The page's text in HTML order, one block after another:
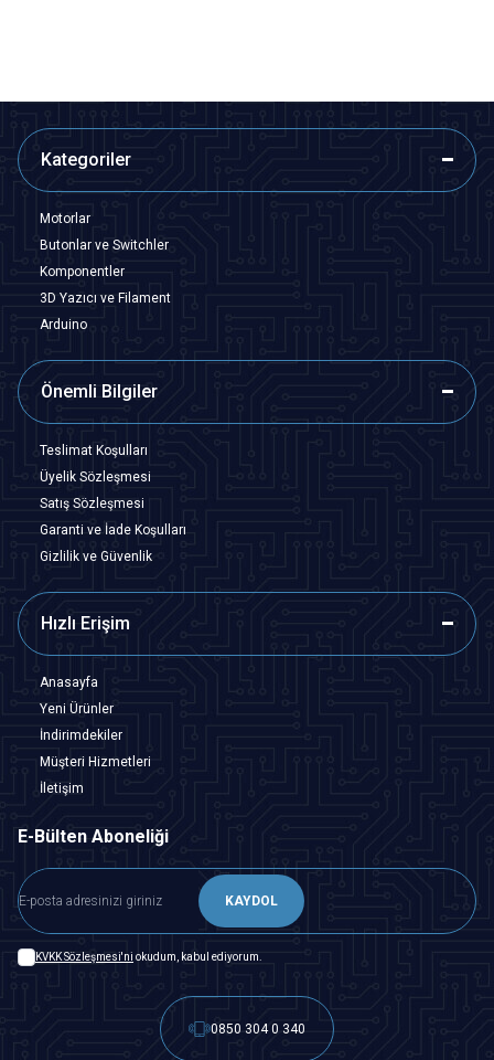
Kategoriler
Motorlar
Butonlar ve Switchler
Komponentler
3D Yazıcı ve Filament
Arduino
Önemli Bilgiler
Teslimat Koşulları
Üyelik Sözleşmesi
Satış Sözleşmesi
Garanti ve İade Koşulları
Gizlilik ve Güvenlik
Hızlı Erişim
Anasayfa
Yeni Ürünler
İndirimdekiler
Müşteri Hizmetleri
İletişim
E-Bülten Aboneliği
KAYDOL
KVKK Sözleşmesi'ni okudum, kabul ediyorum.
0850 304 0 340